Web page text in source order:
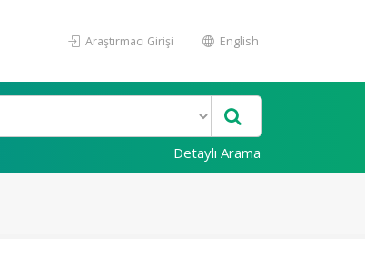
Araştırmacı Girişi English
Detaylı Arama